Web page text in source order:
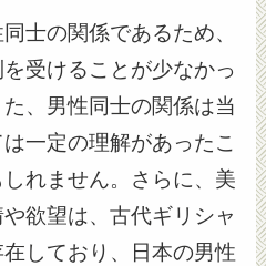
士の関係であるため、
受けることが少なかっ
、男性同士の関係は当
一定の理解があったこ
れません。さらに、美
欲望は、古代ギリシャ
しており、日本の男性